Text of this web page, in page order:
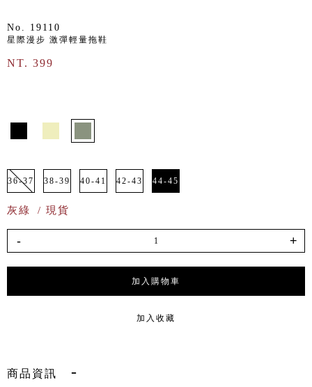
No. 19110
星際漫步 激彈輕量拖鞋
NT. 399
36-37 38-39 40-41 42-43 44-45
灰綠 / 現貨
- +
加入購物車
加入收藏
商品資訊